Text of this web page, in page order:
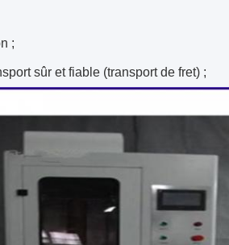
;
sûr et fiable (transport de fret) ;